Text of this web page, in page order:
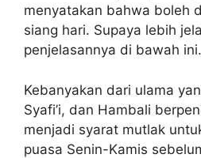
menyatakan bahwa boleh
siang hari. Supaya lebih
penjelasannya di bawah ini.
Kebanyakan dari ulama
Syafi’i, dan Hambali
menjadi syarat mutlak
puasa Senin-Kamis